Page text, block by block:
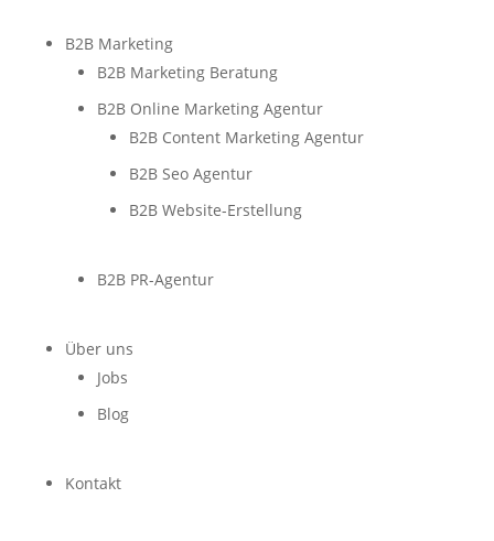
B2B Marketing
B2B Marketing Beratung
B2B Online Marketing Agentur
B2B Content Marketing Agentur
B2B Seo Agentur
B2B Website-Erstellung
B2B PR-Agentur
Über uns
Jobs
Blog
Kontakt